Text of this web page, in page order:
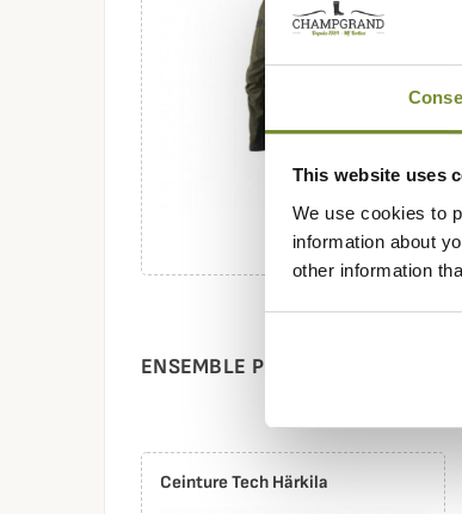
This website uses
We use cookies to
information about
other information
479,95 €
431,96 €
ENSEMBLE PRO HUNTER
Ceinture Tech Härkila